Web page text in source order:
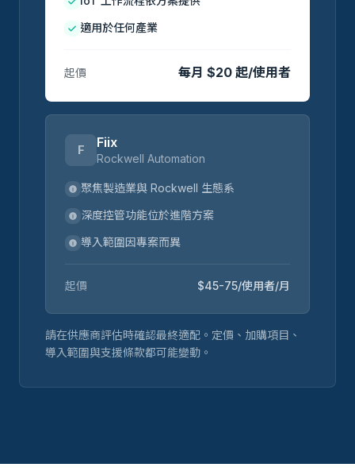
適用於任何產業
起價 每月 $20 起/使用者
F Fiix
Rockwell Automation
聚焦製造業與 Rockwell 生態系
深度控管功能位於進階方案
導入範圍因專案而異
起價 $45-75/使用者/月
請在供應商評估時確認最終適配。定價、加購項目、
導入範圍與支援條款都可能變動。